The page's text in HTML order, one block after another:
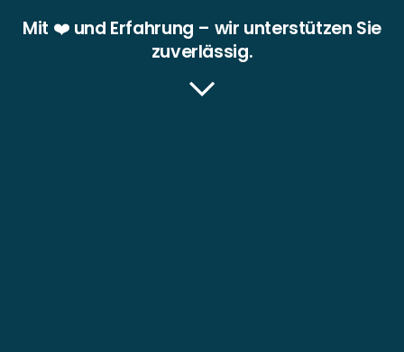
Mit ❤️ und Erfahrung – wir unterstützen Sie
zuverlässig.